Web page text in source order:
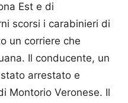
Est e di
scorsi i carabinieri di
un corriere che
Il conducente, un
arrestato e
Montorio Veronese. Il